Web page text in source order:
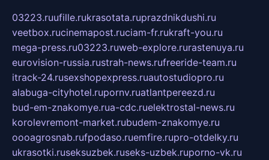
03223.ruufille.rukrasotata.ruprazdnikdushi.ru
veetbox.rucinemapost.ruciam-fr.rukraft-you.ru
mega-press.ru03223.ruweb-explore.rurastenuya.ru
eurovision-russia.rustrah-news.rufreeride-team.ru
itrack-24.rusexshopexpress.ruautostudiopro.ru
alabuga-cityhotel.rupornv.ruatlantpereezd.ru
bud-em-znakomye.rua-cdc.ruelektrostal-news.ru
korolevremont-market.rubudem-znakomye.ru
oooagrosnab.rufpodaso.ruemfire.rupro-otdelky.ru
ukrasotki.ruseksuzbek.ruseks-uzbek.ruporno-vk.ru